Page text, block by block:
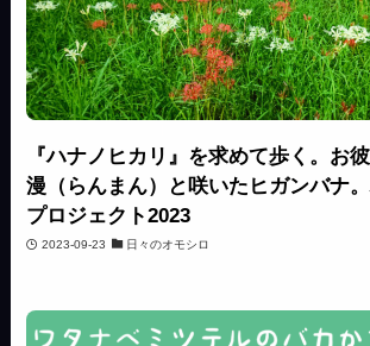
『ハナノヒカリ』を求めて歩く。お
漫（らんまん）と咲いたヒガンバナ
プロジェクト2023
2023-09-23 日々のオモシロ